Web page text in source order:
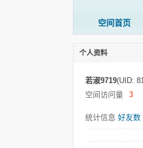
空间首页
个人资料
若淑9719(UID:
空间访问量
3
统计信息 好友数